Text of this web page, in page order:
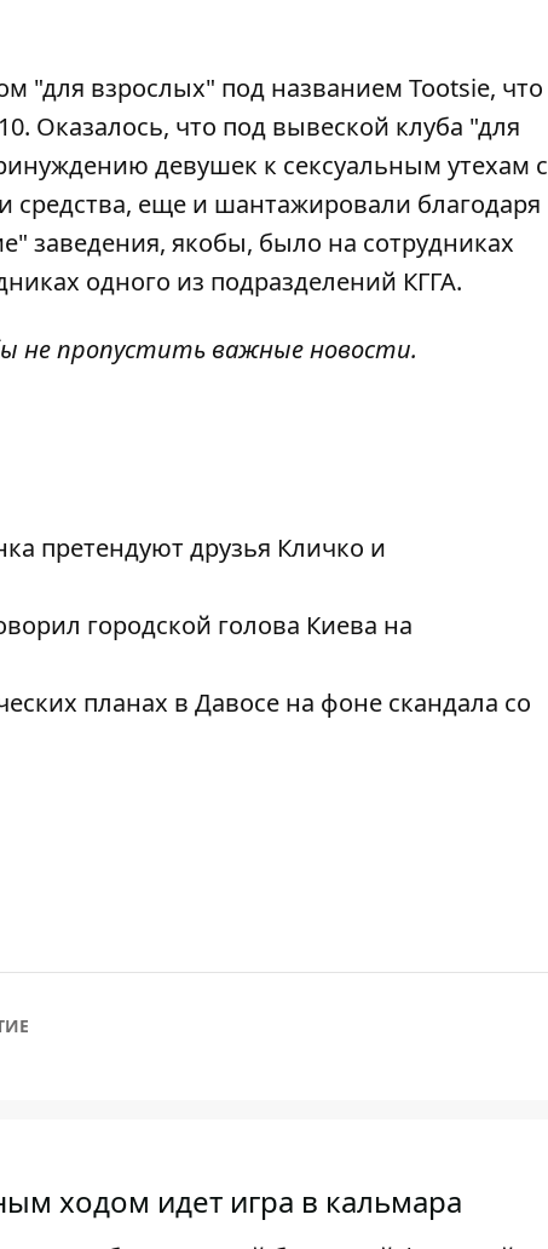
"для взрослых" под названием Tootsie, что
Оказалось, что под вывеской клуба "для
девушек к сексуальным утехам с
еще и шантажировали благодаря
заведения, якобы, было на сотрудниках
одного из подразделений КГГА.
не пропустить важные новости.
претендуют друзья Кличко и
городской голова Киева на
планах в Давосе на фоне скандала со
ходом идет игра в кальмара